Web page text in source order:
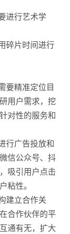
进行艺术学
碎片时间进行
要精准定位目
用户需求，挖
对性的服务和
行广告投放和
信公众号、抖
吸引用户点击
粘性。
建立合作关
合作伙伴的平
通有无，扩大